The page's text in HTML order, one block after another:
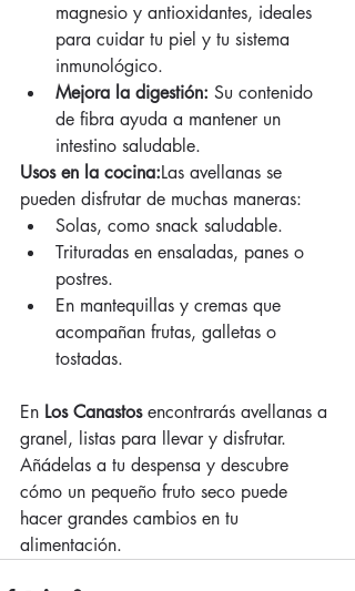
magnesio y antioxidantes, ideales
para cuidar tu piel y tu sistema
inmunológico.
Mejora la digestión: Su contenido
de fibra ayuda a mantener un
intestino saludable.
Usos en la cocina:Las avellanas se
pueden disfrutar de muchas maneras:
Solas, como snack saludable.
Trituradas en ensaladas, panes o
postres.
En mantequillas y cremas que
acompañan frutas, galletas o
tostadas.
En Los Canastos encontrarás avellanas a
granel, listas para llevar y disfrutar.
Añádelas a tu despensa y descubre
cómo un pequeño fruto seco puede
hacer grandes cambios en tu
alimentación.